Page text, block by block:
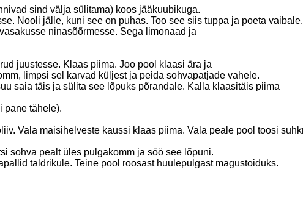
sind välja sülitama) koos jääkuubikuga.
Nooli jälle, kuni see on puhas. Too see siis tuppa ja poeta vaibale.
ninasõõrmesse. Sega limonaad ja
juustesse. Klaas piima. Joo pool klaasi ära ja
limpsi sel karvad küljest ja peida sohvapatjade vahele.
saia täis ja sülita see lõpuks põrandale. Kalla klaasitäis piima
pane tähele).
Vala maisihelveste kaussi klaas piima. Vala peale pool toosi
sohva pealt üles pulgakomm ja söö see lõpuni.
taldrikule. Teine pool roosast huulepulgast magustoiduks.